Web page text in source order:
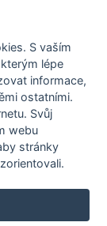
. S vaším
lépe
informace,
ostatními.
Svůj
webu
stránky